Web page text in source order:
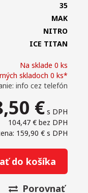
Na sklade 0 ks
skladoch 0 ks*
info cez telefón
€ s DPH
104,47 € bez DPH
159,90 € s DPH
do košíka
Porovnať
35
MAK
NITRO
ICE TITAN